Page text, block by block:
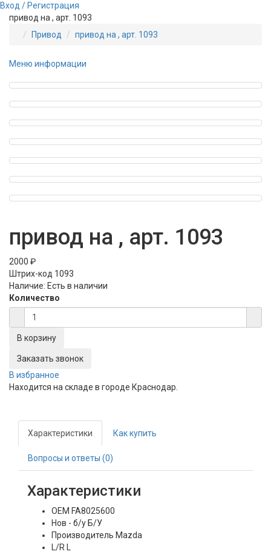
Вход / Регистрация
привод на , арт. 1093
Привод
привод на , арт. 1093
Меню информации
привод на , арт. 1093
2000 ₽
Штрих-код 1093
Наличие: Есть в наличии
Количество
Заказать звонок
В избранное
Находится на складе в городе Краснодар.
Характеристики Как купить
Вопросы и ответы (0)
Характеристики
OEM FA8025600
Нов - б/у Б/У
Производитель Mazda
L/R L